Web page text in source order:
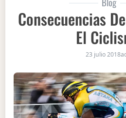
Consecuencias
El
23 julio 2018